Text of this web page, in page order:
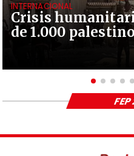
Crisis
de 1.000
INTERNACIONAL